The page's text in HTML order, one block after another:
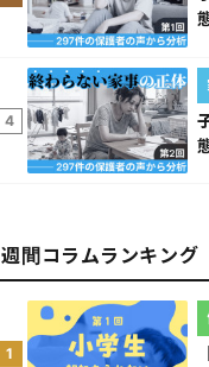
4
週間コラムランキング
1